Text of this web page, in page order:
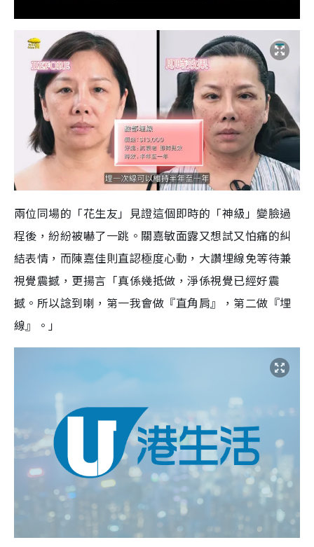
兩位同場的「花生友」見證這個即時的「神級」變臉過
程後，紛紛被嚇了一跳。關嘉敏面露又想試又怕痛的糾
結表情，而陳嘉佳則直認極度心動，大讚埋線免等待兼
視覺震撼，更揚言「真係幾抵做，淨係視覺已經好震
撼。所以諗到喇，第一我會做『直角肩』，第二做『埋
線』。」